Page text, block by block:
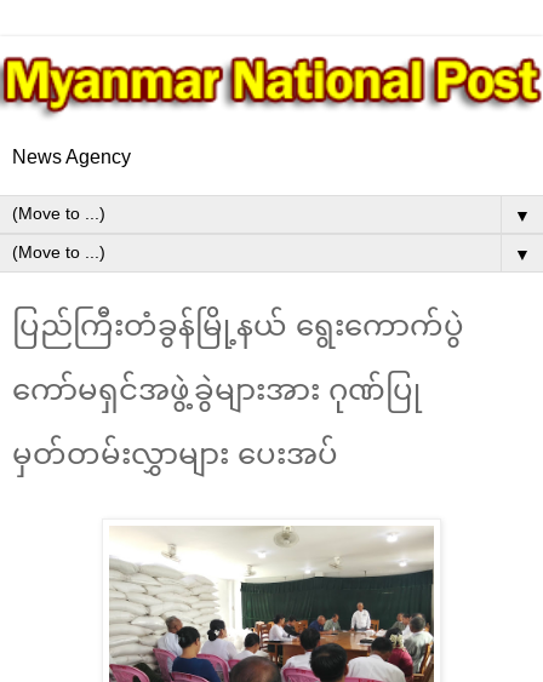
News Agency
▼
▼
ပြည်ကြီးတံခွန်မြို့နယ် ရွေးကောက်ပွဲ
ကော်မရှင်အဖွဲ့ခွဲများအား ဂုဏ်ပြု
မှတ်တမ်းလွှာများ ပေးအပ်